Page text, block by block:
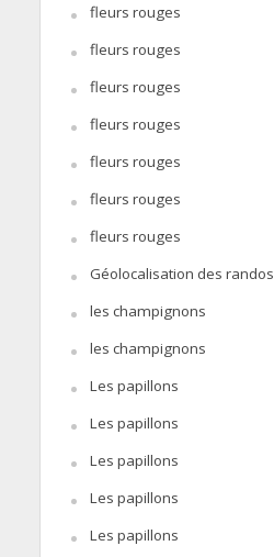
fleurs rouges
fleurs rouges
fleurs rouges
fleurs rouges
fleurs rouges
fleurs rouges
fleurs rouges
Géolocalisation des randos
les champignons
les champignons
Les papillons
Les papillons
Les papillons
Les papillons
Les papillons